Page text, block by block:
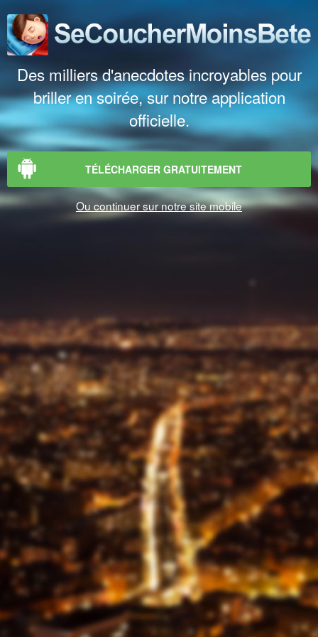
Des milliers d'anecdotes incroyables pour
briller en soirée, sur notre application
officielle.
TÉLÉCHARGER GRATUITEMENT
Ou continuer sur notre site mobile